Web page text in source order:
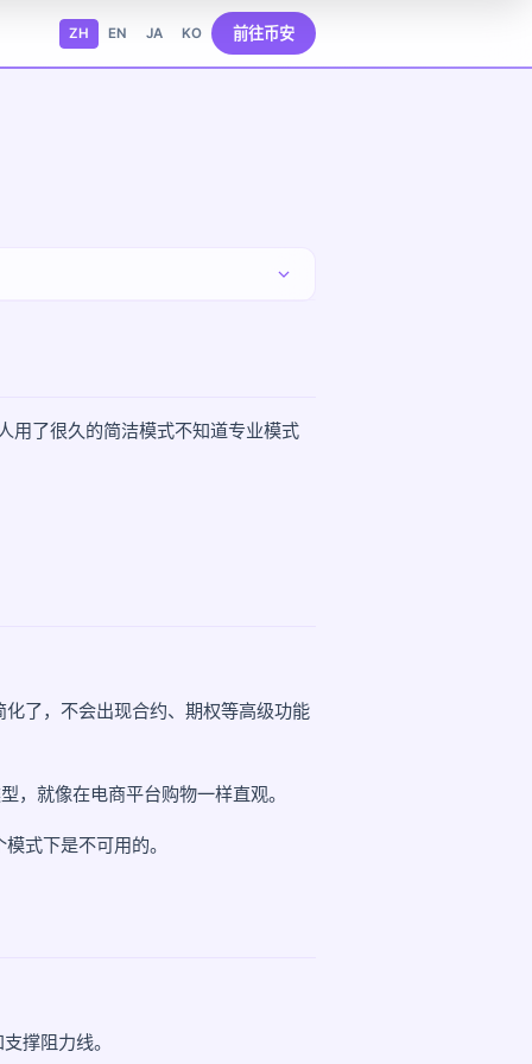
ZH EN JA KO 前往币安
用了很久的简洁模式不知道专业模式
了，不会出现合约、期权等高级功能
就像在电商平台购物一样直观。
式下是不可用的。
撑阻力线。